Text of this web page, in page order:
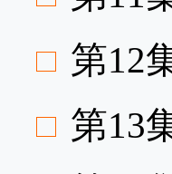
第12
第13